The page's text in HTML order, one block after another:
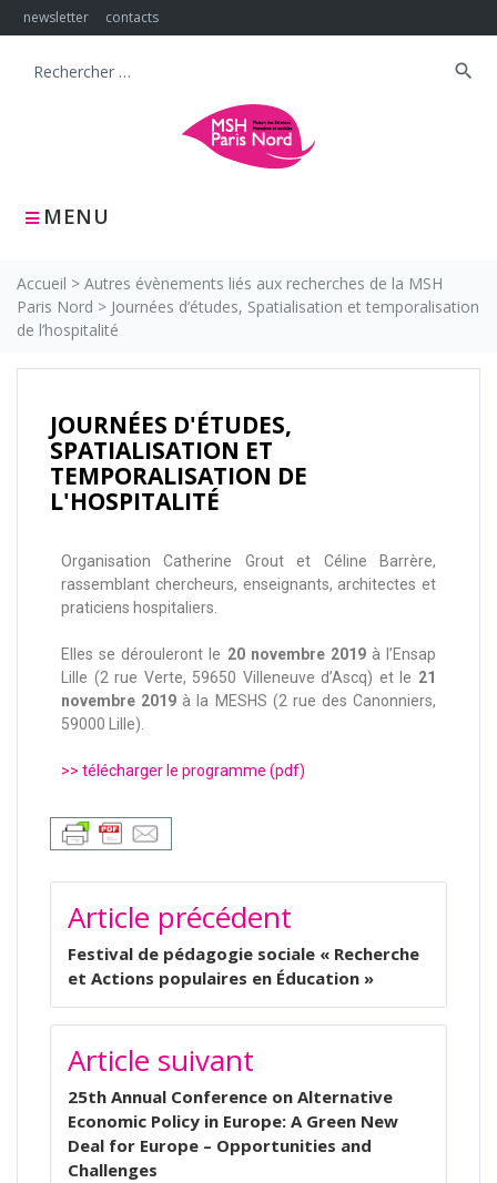
newsletter contacts
MENU
search
Accueil > Autres évènements liés aux recherches de la MSH
Paris Nord > Journées d’études, Spatialisation et temporalisation
de l’hospitalité
JOURNÉES D'ÉTUDES,
SPATIALISATION ET
TEMPORALISATION DE
L'HOSPITALITÉ
Organisation Catherine Grout et Céline Barrère,
rassemblant chercheurs, enseignants, architectes et
praticiens hospitaliers.
Elles se dérouleront le 20 novembre 2019 à l’Ensap
Lille (2 rue Verte, 59650 Villeneuve d’Ascq) et le 21
novembre 2019 à la MESHS (2 rue des Canonniers,
59000 Lille).
>> télécharger le programme (pdf)
Article précédent
Festival de pédagogie sociale « Recherche
et Actions populaires en Éducation »
Article suivant
25th Annual Conference on Alternative
Economic Policy in Europe: A Green New
Deal for Europe – Opportunities and
Challenges